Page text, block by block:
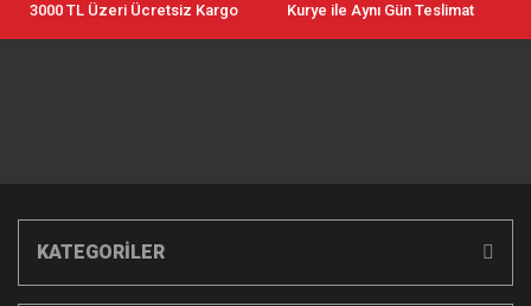
3000 TL Üzeri Ücretsiz Kargo Kurye ile Aynı Gün Teslimat
KATEGORİLER